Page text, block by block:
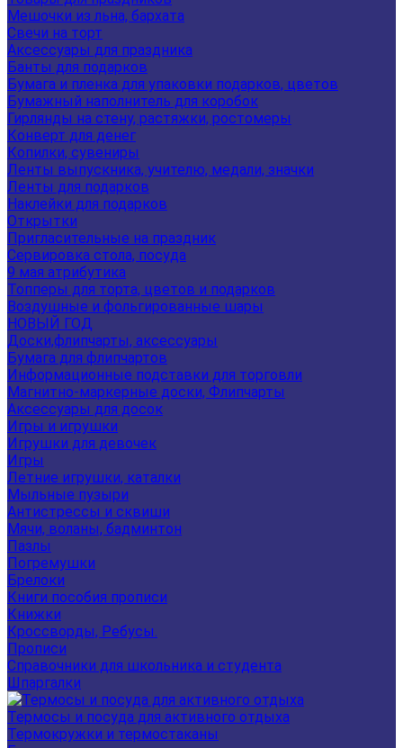
Мешочки из льна, бархата
Свечи на торт
Аксессуары для праздника
Банты для подарков
Бумага и пленка для упаковки подарков, цветов
Бумажный наполнитель для коробок
Гирлянды на стену, растяжки, ростомеры
Конверт для денег
Копилки, сувениры
Ленты выпускника, учителю, медали, значки
Ленты для подарков
Наклейки для подарков
Открытки
Пригласительные на праздник
Сервировка стола, посуда
9 мая атрибутика
Топперы для торта, цветов и подарков
Воздушные и фольгированные шары
НОВЫЙ ГОД
Доски,флипчарты, аксессуары
Бумага для флипчартов
Информационные подставки для торговли
Магнитно-маркерные доски, Флипчарты
Аксессуары для досок
Игры и игрушки
Игрушки для девочек
Игры
Летние игрушки, каталки
Мыльные пузыри
Антистрессы и сквиши
Мячи, воланы, бадминтон
Пазлы
Погремушки
Брелоки
Книги пособия прописи
Книжки
Кроссворды, Ребусы.
Прописи
Справочники для школьника и студента
Шпаргалки
Термосы и посуда для активного отдыха
Термокружки и термостаканы